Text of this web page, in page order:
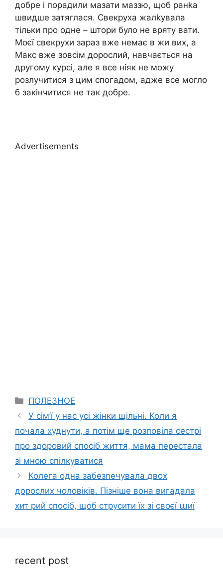
добре і порадили мазати маззю, щоб ранkа
швидше затяглася. Свекруха жалkувала
тільки про одне – штори було не вряту вати.
Моєї свекрухи зараз вже немає в жи вих, а
Макс вже зовсім дорослий, навчається на
другому курсі, але я все ніяк не можу
розлучитися з цим спогадом, адже все могло
б закінчитися не так добре.
Advertisements
Categories
ПОЛЕЗНОЕ
У сім’ї у нас усі жінки щільні. Коли я
почала худнути, а потім ще розповіла сестрі
про здоровий спосіб життя, мама перестала
зі мною спілкуватися
Колега одна забезnечувала двох
дорослих чоловіків. Пізніше вона вигадала
хит рий спосіб, щоб струсити їх зі своєї աиї
recent post